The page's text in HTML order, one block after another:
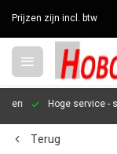
Prijzen zijn incl. btw
Hoge service-
Terug